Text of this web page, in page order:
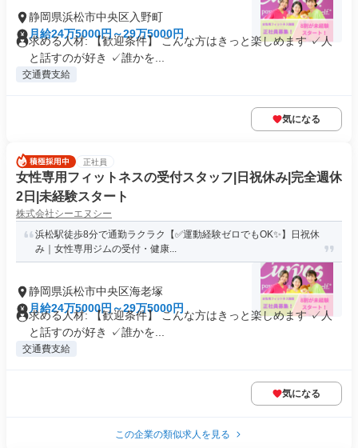
静岡県浜松市中央区入野町
月給24万5000円～29万5000円
求める人材: 【歓迎条件】 こんな方はきっと楽しめます ✓人
と話すのが好き ✓誰かを...
交通費支給
気になる
正社員
女性専用フィットネスの受付スタッフ|日祝休み|完全週休
2日|未経験スタート
株式会社シーエヌシー
浜松駅徒歩8分で通勤ラクラク【✅運動経験ゼロでもOK✨】日祝休
み｜女性専用ジムの受付・健康...
静岡県浜松市中央区海老塚
月給24万5000円～29万5000円
求める人材: 【歓迎条件】 こんな方はきっと楽しめます ✓人
と話すのが好き ✓誰かを...
交通費支給
気になる
この企業の類似求人を見る